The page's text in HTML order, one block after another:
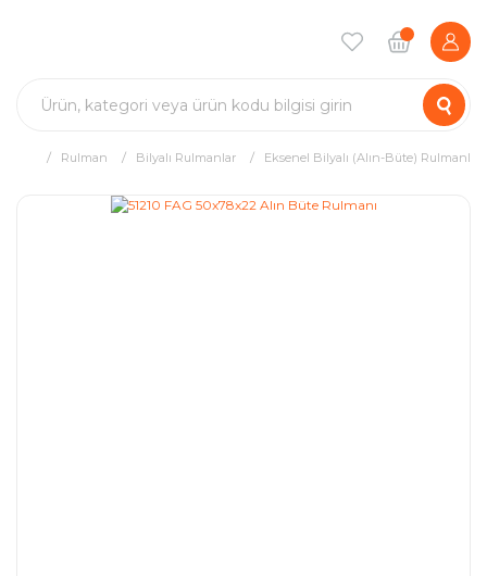
Rulman Bilyalı Rulmanlar Eksenel Bilyalı (Alın-Büte) Rulmanlar